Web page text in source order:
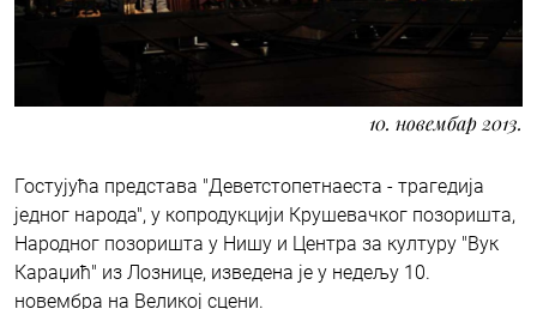
10. новембар 2013.
Гостујућа представа "Деветстопетнаеста - трагедија
једног народа", у копродукцији Крушевачког позоришта,
Народног позоришта у Нишу и Центра за културу "Вук
Караџић" из Лознице, изведена је у недељу 10.
новембра на Великој сцени.